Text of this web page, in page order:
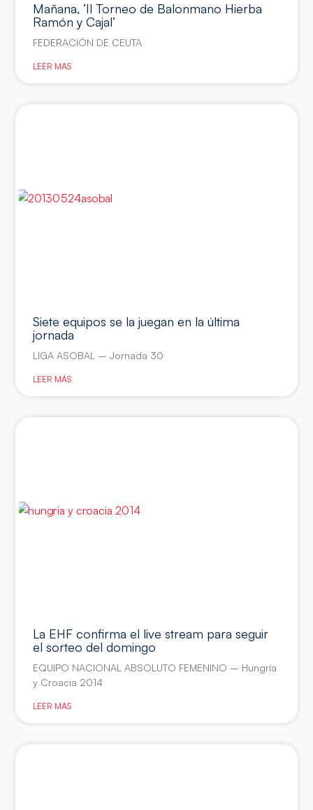
Mañana, ‘II Torneo de Balonmano Hierba
Ramón y Cajal’
FEDERACIÓN DE CEUTA
LEER MÁS
Siete equipos se la juegan en la última
jornada
LIGA ASOBAL – Jornada 30
LEER MÁS
La EHF confirma el live stream para seguir
el sorteo del domingo
EQUIPO NACIONAL ABSOLUTO FEMENINO – Hungría
y Croacia 2014
LEER MÁS